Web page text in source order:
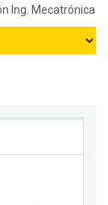
Ing. Mecatrónica